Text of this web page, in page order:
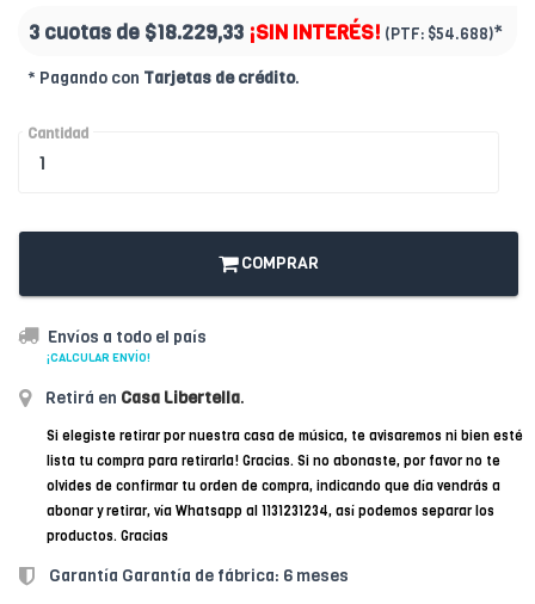
3 cuotas de $18.229,33 ¡SIN INTERÉS! (PTF: $54.688)*
* Pagando con Tarjetas de crédito.
Cantidad
COMPRAR
Envíos a todo el país
¡CALCULAR ENVÍO!
Retirá en Casa Libertella.
Si elegiste retirar por nuestra casa de música, te avisaremos ni bien esté
lista tu compra para retirarla! Gracias. Si no abonaste, por favor no te
olvides de confirmar tu orden de compra, indicando que día vendrás a
abonar y retirar, vía Whatsapp al 1131231234, así podemos separar los
productos. Gracias
Garantía Garantía de fábrica: 6 meses